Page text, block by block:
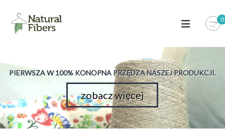
n
t
e
n
t
0
PIERWSZA W 100% KONOPNA PRZĘDZA NASZEJ PRODUKCJI.
zobacz więcej